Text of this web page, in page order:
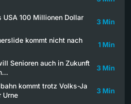
USA 100 Millionen Dollar
3 Min
kommt nicht nach
1 Min
Senioren auch in Zukunft
3 Min
kommt trotz Volks-Ja
Urne
3 Min